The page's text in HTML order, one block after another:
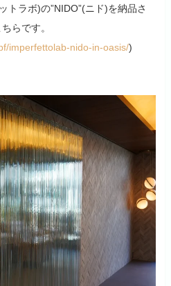
トラボ)の”NIDO”(ニド)を納品さ
らです。
imperfettolab-nido-in-oasis/)